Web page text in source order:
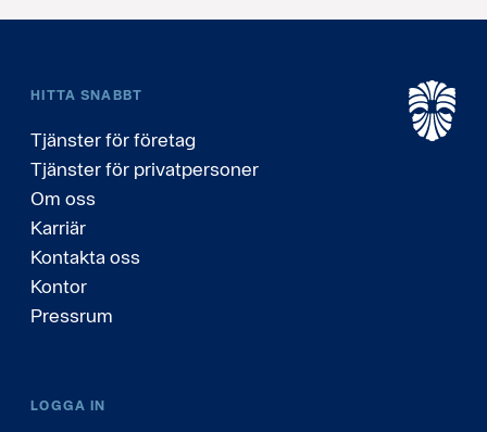
HITTA SNABBT
Tjänster för företag
Tjänster för privatpersoner
Om oss
Karriär
Kontakta oss
Kontor
Pressrum
LOGGA IN